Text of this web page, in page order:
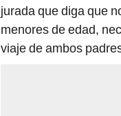
jurada que diga que
menores de edad,
viaje de ambos